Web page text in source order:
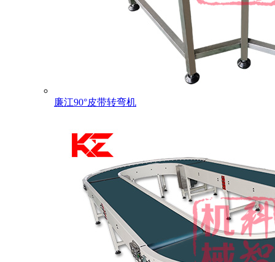
廉江90°皮带转弯机